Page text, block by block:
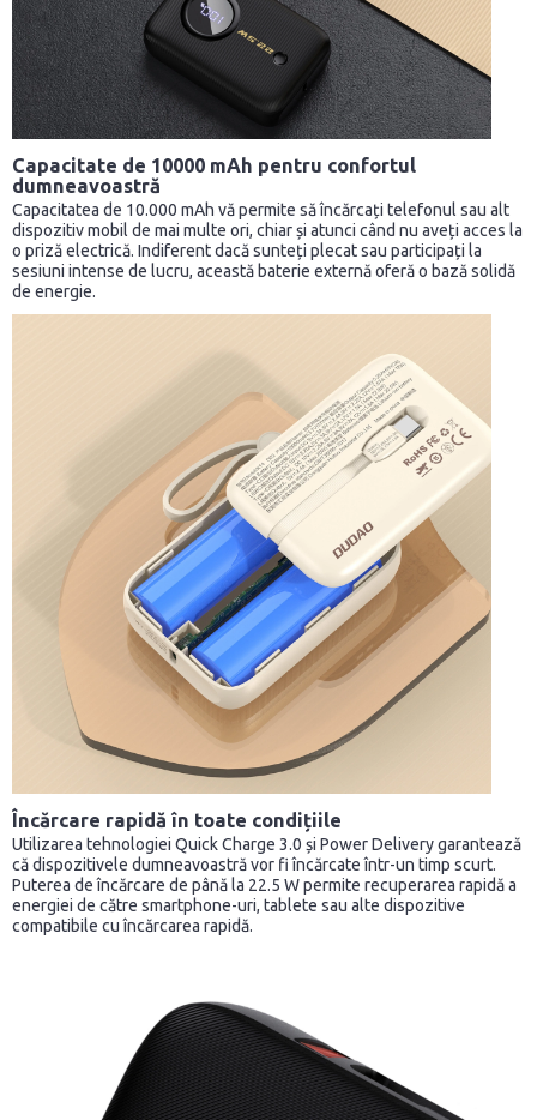
Capacitate de 10000 mAh pentru confortul
dumneavoastră
Capacitatea de 10.000 mAh vă permite să încărcați telefonul sau alt
dispozitiv mobil de mai multe ori, chiar și atunci când nu aveți acces la
o priză electrică. Indiferent dacă sunteți plecat sau participați la
sesiuni intense de lucru, această baterie externă oferă o bază solidă
de energie.
Încărcare rapidă în toate condițiile
Utilizarea tehnologiei Quick Charge 3.0 și Power Delivery garantează
că dispozitivele dumneavoastră vor fi încărcate într-un timp scurt.
Puterea de încărcare de până la 22.5 W permite recuperarea rapidă a
energiei de către smartphone-uri, tablete sau alte dispozitive
compatibile cu încărcarea rapidă.